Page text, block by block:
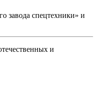
завода спецтехники» и
и